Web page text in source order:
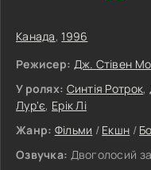
Канада,1996
Режисер: Дж. Стівен
У ролях: Синтія Ротрок,
Лур'є, Ерік Лі
Жанр: Фільми / Екшн /
Озвучка: Двоголосий